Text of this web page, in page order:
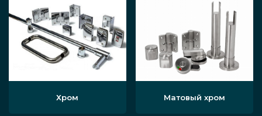
Хром Матовый хром